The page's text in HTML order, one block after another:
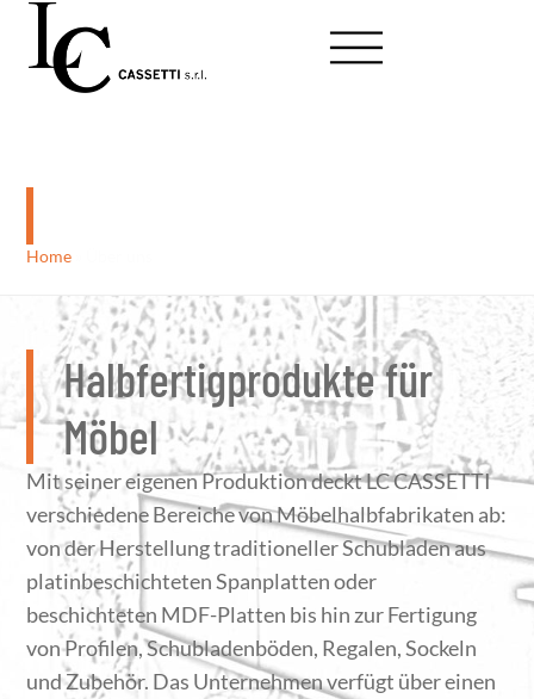
Home
Halbfertigprodukte für
Möbel
Mit seiner eigenen Produktion deckt LC CASSETTI
verschiedene Bereiche von Möbelhalbfabrikaten ab:
von der Herstellung traditioneller Schubladen aus
platinbeschichteten Spanplatten oder
beschichteten MDF-Platten bis hin zur Fertigung
von Profilen, Schubladenböden, Regalen, Sockeln
und Zubehör. Das Unternehmen verfügt über einen